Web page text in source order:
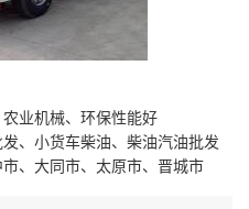
业机械、环保性能好
、小货车柴油、柴油汽油批发
、大同市、太原市、晋城市